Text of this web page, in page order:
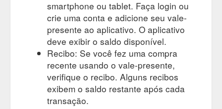
smartphone ou tablet. Faça login ou
crie uma conta e adicione seu vale-
presente ao aplicativo. O aplicativo
deve exibir o saldo disponível.
Recibo: Se você fez uma compra
recente usando o vale-presente,
verifique o recibo. Alguns recibos
exibem o saldo restante após cada
transação.